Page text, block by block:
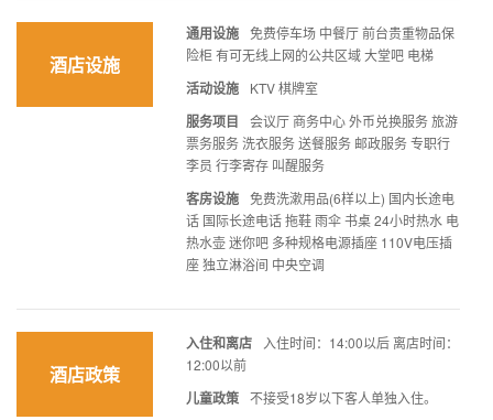
酒店设施
通用设施 免费停车场 中餐厅 前台贵重物品保
险柜 有可无线上网的公共区域 大堂吧 电梯
活动设施 KTV 棋牌室
服务项目
会议厅 商务中心 外币兑换服务 旅游
票务服务 洗衣服务 送餐服务 邮政服务 专职行
李员 行李寄存 叫醒服务
客房设施 免费洗漱用品(6样以上) 国内长途电
话 国际长途电话 拖鞋 雨伞 书桌 24小时热水 电
热水壶 迷你吧 多种规格电源插座 110V电压插
座 独立淋浴间 中央空调
酒店政策
入住和离店
入住时间：14:00以后 离店时间：
12:00以前
儿童政策 不接受18岁以下客人单独入住。